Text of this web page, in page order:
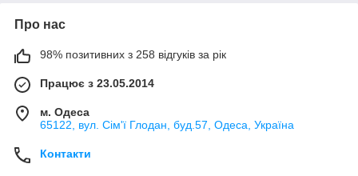
Про нас
98% позитивних з 258 відгуків за рік
Працює з 23.05.2014
м. Одеса
65122, вул. Сім'ї Глодан, буд.57, Одеса, Україна
Контакти